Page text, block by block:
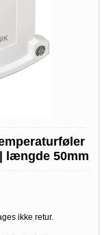
længde 50mm
ikke retur.